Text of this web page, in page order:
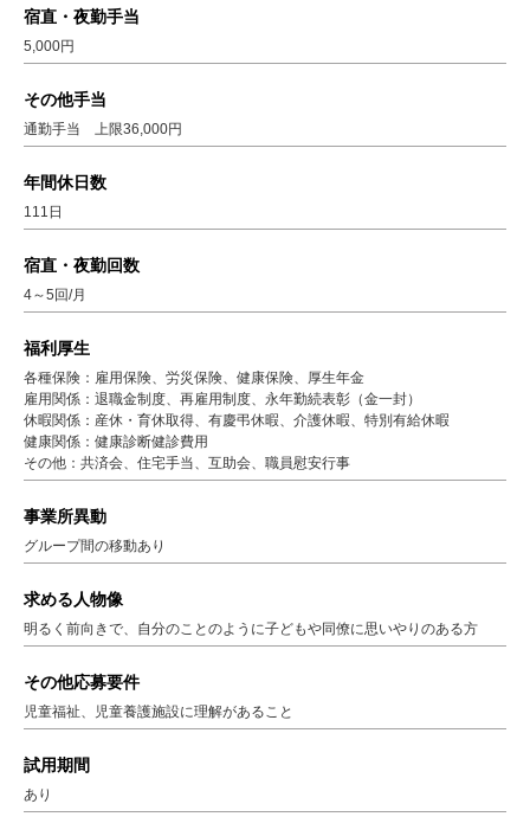
宿直・夜勤手当
5,000円
その他手当
通勤手当 上限36,000円
年間休日数
111日
宿直・夜勤回数
4～5回/月
福利厚生
各種保険：雇用保険、労災保険、健康保険、厚生年金
雇用関係：退職金制度、再雇用制度、永年勤続表彰（金一封）
休暇関係：産休・育休取得、有慶弔休暇、介護休暇、特別有給休暇
健康関係：健康診断健診費用
その他：共済会、住宅手当、互助会、職員慰安行事
事業所異動
グループ間の移動あり
求める人物像
明るく前向きで、自分のことのように子どもや同僚に思いやりのある方
その他応募要件
児童福祉、児童養護施設に理解があること
試用期間
あり